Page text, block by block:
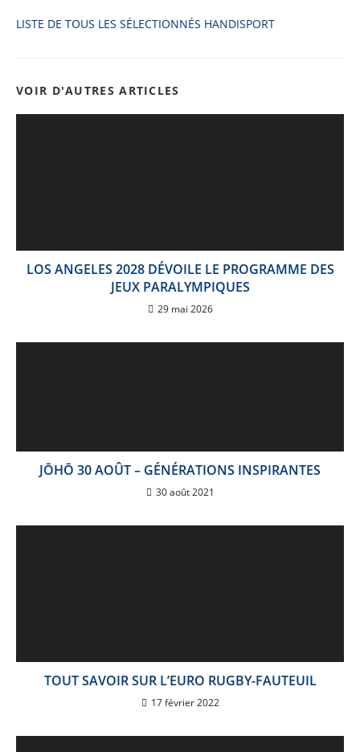
LISTE DE TOUS LES SÉLECTIONNÉS HANDISPORT
VOIR D'AUTRES ARTICLES
LOS ANGELES 2028 DÉVOILE LE PROGRAMME DES
JEUX PARALYMPIQUES
29 mai 2026
JŌHŌ 30 AOÛT – GÉNÉRATIONS INSPIRANTES
30 août 2021
TOUT SAVOIR SUR L’EURO RUGBY-FAUTEUIL
17 février 2022